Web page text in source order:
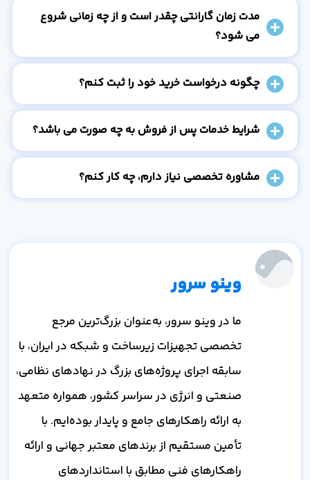
مدت زمان گارانتی چقدر است و از چه زمانی شروع
می شود؟
چگونه درخواست خرید خود را ثبت کنم؟
شرایط خدمات پس از فروش به چه صورت می باشد؟
مشاوره تخصصی نیاز دارم، چه کار کنم؟
وینو سرور
ما در وینو سرور، به‌عنوان بزرگ‌ترین مرجع
تخصصی تجهیزات زیرساخت و شبکه در ایران، با
سابقه اجرای پروژه‌های بزرگ در نهادهای نظامی،
صنعتی و انرژی در سراسر کشور، همواره متعهد
به ارائه راهکارهای جامع و پایدار بوده‌ایم. با
تأمین مستقیم از برندهای معتبر جهانی و ارائه
راهکارهای فنی مطابق با استانداردهای